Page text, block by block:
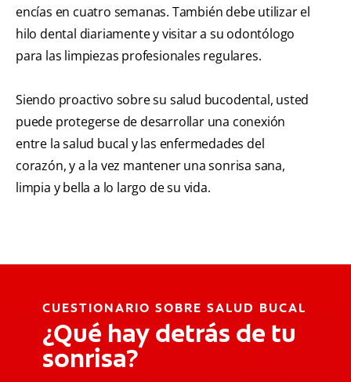
encías en cuatro semanas. También debe utilizar el
hilo dental diariamente y visitar a su odontólogo
para las limpiezas profesionales regulares.
Siendo proactivo sobre su salud bucodental, usted
puede protegerse de desarrollar una conexión
entre la salud bucal y las enfermedades del
corazón, y a la vez mantener una sonrisa sana,
limpia y bella a lo largo de su vida.
CUESTIONARIO SOBRE SALUD BUCAL
¿Qué hay detrás de tu
sonrisa?